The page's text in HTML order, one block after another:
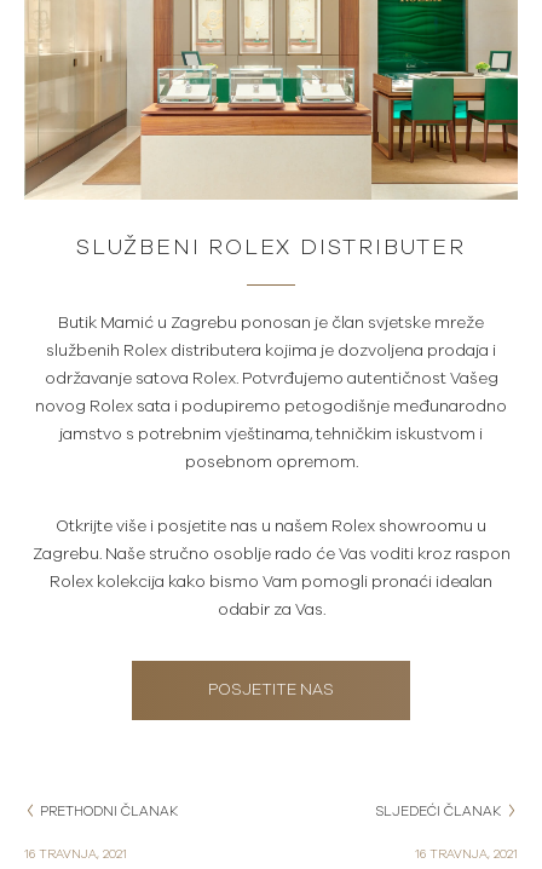
SLUŽBENI ROLEX DISTRIBUTER
Butik Mamić u Zagrebu ponosan je član svjetske mreže
službenih Rolex distributera kojima je dozvoljena prodaja i
održavanje satova Rolex. Potvrđujemo autentičnost Vašeg
novog Rolex sata i podupiremo petogodišnje međunarodno
jamstvo s potrebnim vještinama, tehničkim iskustvom i
posebnom opremom.
Otkrijte više i posjetite nas u našem Rolex showroomu u
Zagrebu. Naše stručno osoblje rado će Vas voditi kroz raspon
Rolex kolekcija kako bismo Vam pomogli pronaći idealan
odabir za Vas.
POSJETITE NAS
PRETHODNI ČLANAK
16 TRAVNJA, 2021
SLJEDEĆI ČLANAK
16 TRAVNJA, 2021